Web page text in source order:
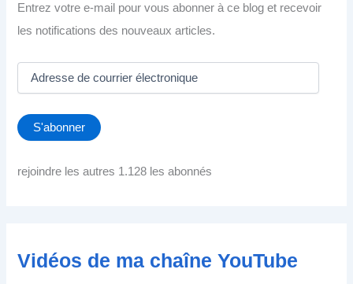
Entrez votre e-mail pour vous abonner à ce blog et recevoir
les notifications des nouveaux articles.
e
s
d
r
S'abonner
rejoindre les autres 1.128 les abonnés
Vidéos de ma chaîne YouTube